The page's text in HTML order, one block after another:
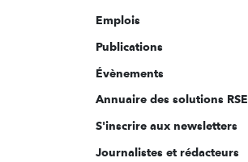
Emplois
Publications
Évènements
Annuaire des solutions RSE
S'inscrire aux newsletters
Journalistes et rédacteurs